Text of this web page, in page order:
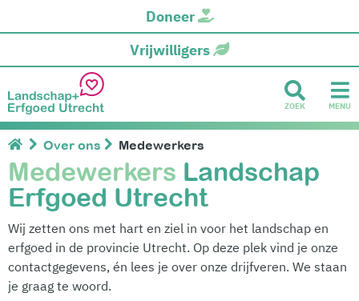
Doneer
Vrijwilligers
ZOEK MENU
Over ons Medewerkers
Medewerkers Landschap
Erfgoed Utrecht
Wij zetten ons met hart en ziel in voor het landschap en
erfgoed in de provincie Utrecht. Op deze plek vind je onze
contactgegevens, én lees je over onze drijfveren. We staan
je graag te woord.